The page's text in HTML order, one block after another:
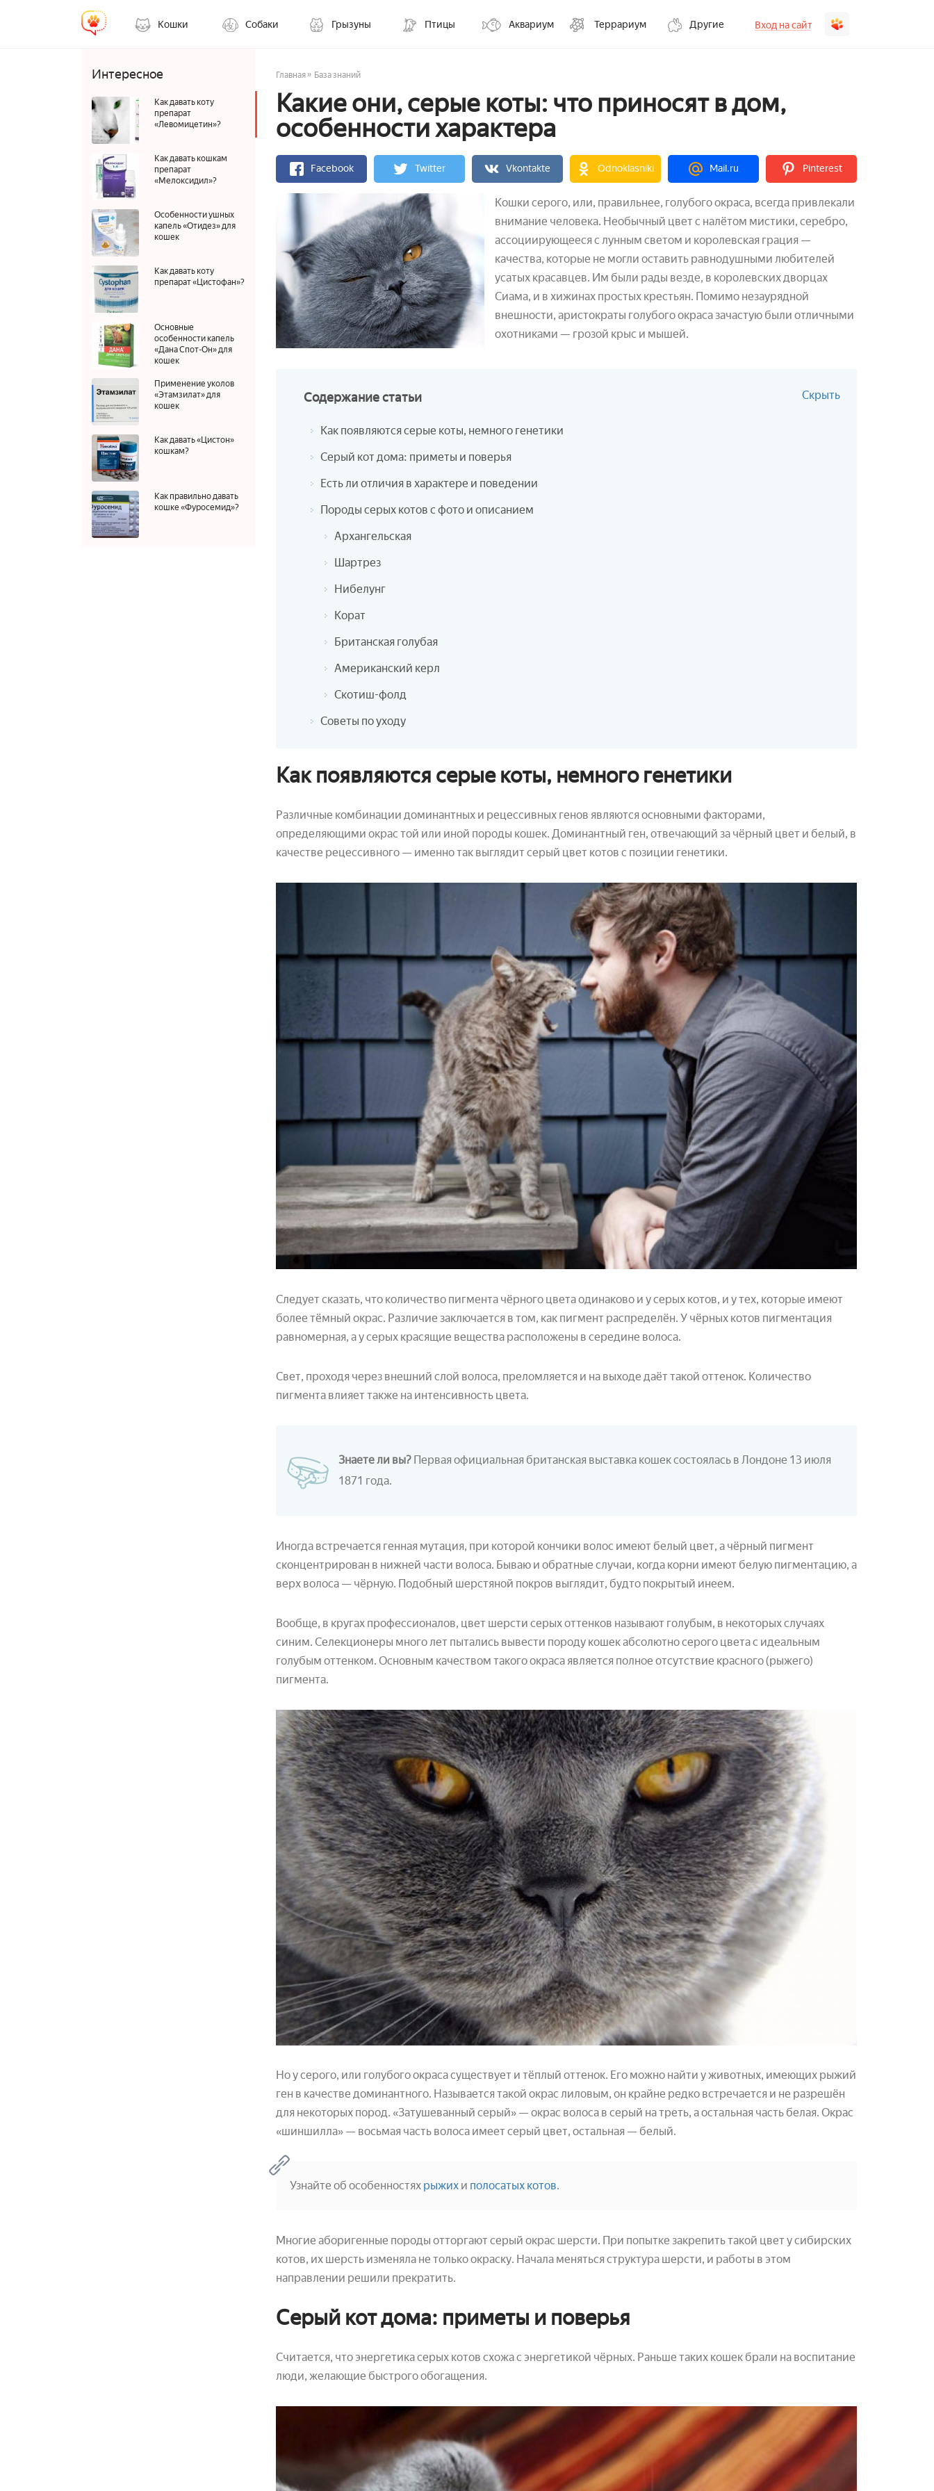
Кошки Собаки Грызуны Птицы Аквариум Террариум Другие Вход на сайт
Интересное
Как давать коту
препарат
«Левомицетин»?
Как давать кошкам
препарат
«Мелоксидил»?
Особенности ушных
капель «Отидез» для
кошек
Как давать коту
препарат «Цистофан»?
Основные
особенности капель
«Дана Спот-Он» для
кошек
Применение уколов
«Этамзилат» для
кошек
Как давать «Цистон»
кошкам?
Как правильно давать
кошке «Фуросемид»?
Главная » База знаний
Какие они, серые коты: что приносят в дом,
особенности характера
Facebook Twitter Vkontakte Odnoklasniki Mail.ru Pinterest
Кошки серого, или, правильнее, голубого окраса, всегда привлекали
внимание человека. Необычный цвет с налётом мистики, серебро,
ассоциирующееся с лунным светом и королевская грация —
качества, которые не могли оставить равнодушными любителей
усатых красавцев. Им были рады везде, в королевских дворцах
Сиама, и в хижинах простых крестьян. Помимо незаурядной
внешности, аристократы голубого окраса зачастую были отличными
охотниками — грозой крыс и мышей.
Содержаниестатьи Скрыть
Как появляются серые коты, немного генетики
Серый кот дома: приметы и поверья
Есть ли отличия в характере и поведении
Породы серых котов с фото и описанием
Архангельская
Шартрез
Нибелунг
Корат
Британская голубая
Американский керл
Скотиш-фолд
Советы по уходу
Как появляются серые коты, немного генетики
Различные комбинации доминантных и рецессивных генов являются основными факторами,
определяющими окрас той или иной породы кошек. Доминантный ген, отвечающий за чёрный цвет и белый, в
качестве рецессивного — именно так выглядит серый цвет котов с позиции генетики.
Следует сказать, что количество пигмента чёрного цвета одинаково и у серых котов, и у тех, которые имеют
более тёмный окрас. Различие заключается в том, как пигмент распределён. У чёрных котов пигментация
равномерная, а у серых красящие вещества расположены в середине волоса.
Свет, проходя через внешний слой волоса, преломляется и на выходе даёт такой оттенок. Количество
пигмента влияет также на интенсивность цвета.
Знаете ли вы? Первая официальная британская выставка кошек состоялась в Лондоне 13 июля
1871 года.
Иногда встречается генная мутация, при которой кончики волос имеют белый цвет, а чёрный пигмент
сконцентрирован в нижней части волоса. Бываю и обратные случаи, когда корни имеют белую пигментацию, а
верх волоса — чёрную. Подобный шерстяной покров выглядит, будто покрытый инеем.
Вообще, в кругах профессионалов, цвет шерсти серых оттенков называют голубым, в некоторых случаях
синим. Селекционеры много лет пытались вывести породу кошек абсолютно серого цвета с идеальным
голубым оттенком. Основным качеством такого окраса является полное отсутствие красного (рыжего)
пигмента.
Но у серого, или голубого окраса существует и тёплый оттенок. Его можно найти у животных, имеющих рыжий
ген в качестве доминантного. Называется такой окрас лиловым, он крайне редко встречается и не разрешён
для некоторых пород. «Затушеванный серый» — окрас волоса в серый на треть, а остальная часть белая. Окрас
«шиншилла» — восьмая часть волоса имеет серый цвет, остальная — белый.
Узнайте об особенностях рыжих и полосатых котов.
Многие аборигенные породы отторгают серый окрас шерсти. При попытке закрепить такой цвет у сибирских
котов, их шерсть изменяла не только окраску. Начала меняться структура шерсти, и работы в этом
направлении решили прекратить.
Серый кот дома: приметы и поверья
Считается, что энергетика серых котов схожа с энергетикой чёрных. Раньше таких кошек брали на воспитание
люди, желающие быстрого обогащения.